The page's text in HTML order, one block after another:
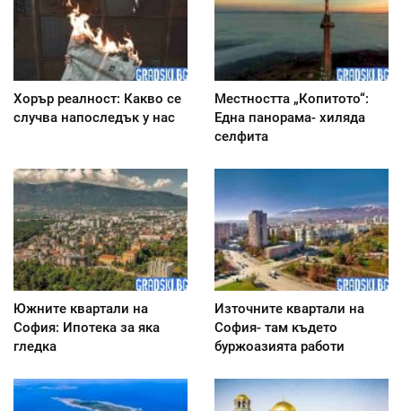
Хорър реалност: Какво се
случва напоследък у нас
Местността „Копитото“:
Една панорама- хиляда
селфита
Южните квартали на
София: Ипотека за яка
гледка
Източните квартали на
София- там където
буржоазията работи